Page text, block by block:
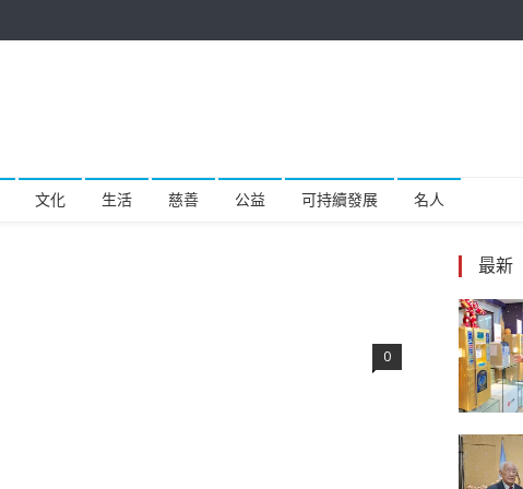
文化 生活 慈善 公益 可持續發展 名人
0
最新